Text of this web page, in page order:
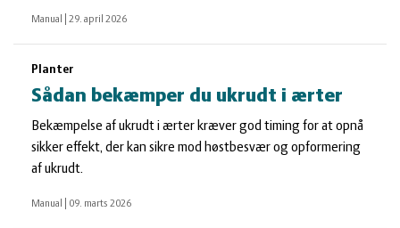
Manual 29. april 2026
Planter
Sådan bekæmper du ukrudt i ærter
Bekæmpelse af ukrudt i ærter kræver god timing for at opnå
sikker effekt, der kan sikre mod høstbesvær og opformering
af ukrudt.
Manual 09. marts 2026